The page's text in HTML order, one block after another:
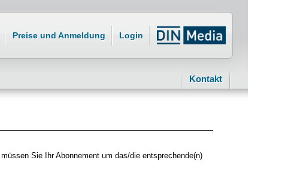
Preise und Anmeldung Login
Kontakt
Sie Ihr Abonnement um das/die entsprechende(n)